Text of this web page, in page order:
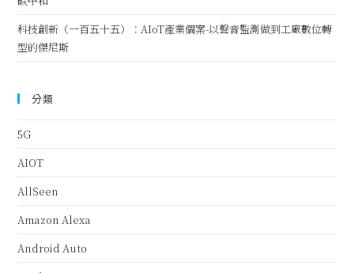
科技創新（一百五十五）：AIoT產業個案-以聲音監測做到工廠數位轉
型的傑尼斯
分類
5G
AIOT
AllSeen
Amazon Alexa
Android Auto